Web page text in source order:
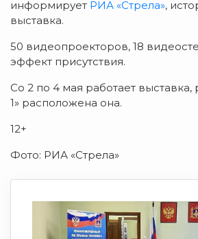
информирует РИА «Стрела»,
выставка.
50 видеопроекторов, 18
эффект присутствия.
Со 2 по 4 мая работает
1» расположена она.
12+
Фото: РИА «Стрела»